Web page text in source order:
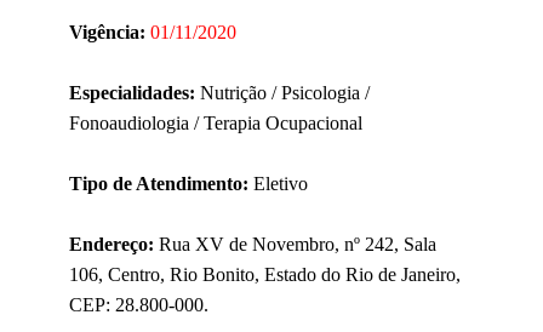
Vigência: 01/11/2020
Especialidades: Nutrição / Psicologia /
Fonoaudiologia / Terapia Ocupacional
Tipo de Atendimento: Eletivo
Endereço: Rua XV de Novembro, nº 242, Sala
106, Centro, Rio Bonito, Estado do Rio de Janeiro,
CEP: 28.800-000.